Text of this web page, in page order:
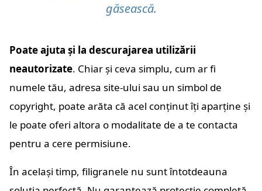
găsească.
Poate ajuta și la descurajarea utilizării
neautorizate. Chiar și ceva simplu, cum ar fi
numele tău, adresa site-ului sau un simbol de
copyright, poate arăta că acel conținut îți aparține și
le poate oferi altora o modalitate de a te contacta
pentru a cere permisiune.
În același timp, filigranele nu sunt întotdeauna